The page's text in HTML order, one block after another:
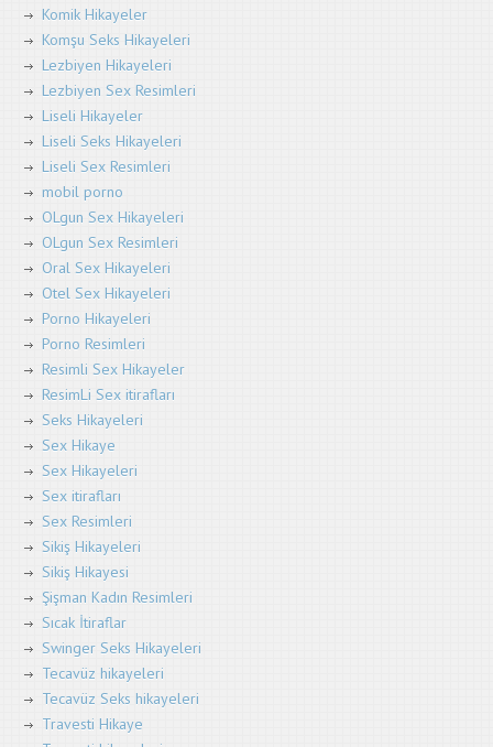
Komik Hikayeler
Komşu Seks Hikayeleri
Lezbiyen Hikayeleri
Lezbiyen Sex Resimleri
Liseli Hikayeler
Liseli Seks Hikayeleri
Liseli Sex Resimleri
mobil porno
OLgun Sex Hikayeleri
OLgun Sex Resimleri
Oral Sex Hikayeleri
Otel Sex Hikayeleri
Porno Hikayeleri
Porno Resimleri
Resimli Sex Hikayeler
ResimLi Sex itirafları
Seks Hikayeleri
Sex Hikaye
Sex Hikayeleri
Sex itirafları
Sex Resimleri
Sikiş Hikayeleri
Sikiş Hikayesi
Şişman Kadın Resimleri
Sıcak İtiraflar
Swinger Seks Hikayeleri
Tecavüz hikayeleri
Tecavüz Seks hikayeleri
Travesti Hikaye